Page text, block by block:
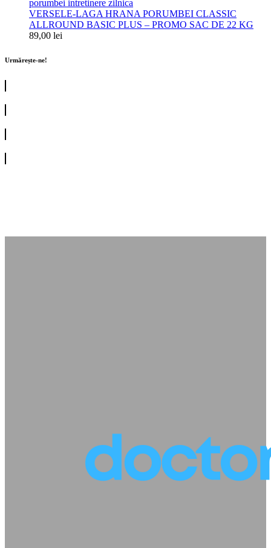
VERSELE-LAGA HRANA PORUMBEI CLASSIC
ALLROUND BASIC PLUS – PROMO SAC DE 22 KG
89,00 lei
Urmărește-ne!